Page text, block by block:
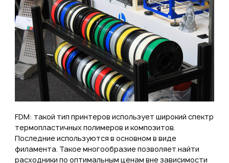
FDM: такой тип принтеров использует широкий спектр
термопластичных полимеров и композитов.
Последние используются в основном в виде
филамента. Такое многообразие позволяет найти
расходники по оптимальным ценам вне зависимости